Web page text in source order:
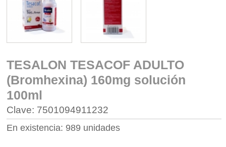
TESALON TESACOF ADULTO
(Bromhexina) 160mg solución
100ml
Clave: 7501094911232
En existencia: 989 unidades